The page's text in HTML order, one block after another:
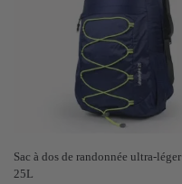
Sac à dos de randonnée ultra-léger
25L